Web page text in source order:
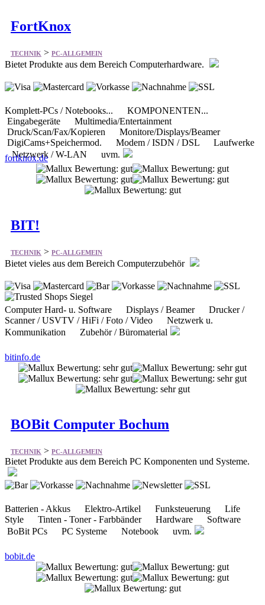
FortKnox
TECHNIK > PC-ALLGEMEIN
Bietet Produkte aus dem Bereich Computerhardware.
Komplett-PCs / Notebooks... KOMPONENTEN...
Eingabegeräte Multimedia/Entertainment
Druck/Scan/Fax/Kopieren Monitore/Displays/Beamer
DigiCams+Speichermod. Modem / ISDN / DSL Laufwerke
Netzwerk / W-LAN uvm.
fortknox.de
BIT!
TECHNIK > PC-ALLGEMEIN
Bietet vieles aus dem Bereich Computerzubehör
Computer Hard- u. Software Displays / Beamer Drucker /
Scanner / USVTV / HiFi / Foto / Video Netzwerk u.
Kommunikation Zubehör / Büromaterial
bitinfo.de
BOBit Computer Bochum
TECHNIK > PC-ALLGEMEIN
Bietet Produkte aus dem Bereich PC Komponenten und Systeme.
Batterien - Akkus Elektro-Artikel Funksteuerung Life
Style Tinten - Toner - Farbbänder Hardware Software
BoBit PCs PC Systeme Notebook uvm.
bobit.de